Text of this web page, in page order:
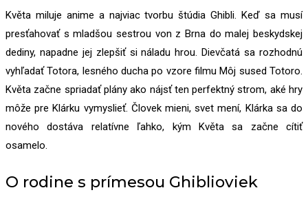
Květa miluje anime a najviac tvorbu štúdia Ghibli. Keď sa musí
presťahovať s mladšou sestrou von z Brna do malej beskydskej
dediny, napadne jej zlepšiť si náladu hrou. Dievčatá sa rozhodnú
vyhľadať Totora, lesného ducha po vzore filmu Môj sused Totoro.
Květa začne spriadať plány ako nájsť ten perfektný strom, aké hry
môže pre Klárku vymyslieť. Človek mieni, svet mení, Klárka sa do
nového dostáva relatívne ľahko, kým Květa sa začne cítiť
osamelo.
O rodine s prímesou Ghiblioviek